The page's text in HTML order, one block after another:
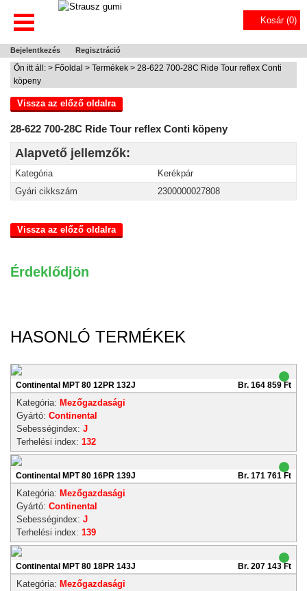
Kosár (0)
Bejelentkezés Regisztráció
Ön itt áll: > Főoldal > Termékek > 28-622 700-28C Ride Tour reflex Conti
köpeny
Vissza az előző oldalra
28-622 700-28C Ride Tour reflex Conti köpeny
Alapvető jellemzők:
Kategória
Kerékpár
Gyári cikkszám
2300000027808
Vissza az előző oldalra
Érdeklődjön
HASONLÓ TERMÉKEK
Continental MPT 80 12PR 132J Br. 164 859 Ft
Kategória: Mezőgazdasági
Gyártó: Continental
Sebességindex: J
Terhelési index: 132
Continental MPT 80 16PR 139J Br. 171 761 Ft
Kategória: Mezőgazdasági
Gyártó: Continental
Sebességindex: J
Terhelési index: 139
Continental MPT 80 18PR 143J Br. 207 143 Ft
Kategória: Mezőgazdasági